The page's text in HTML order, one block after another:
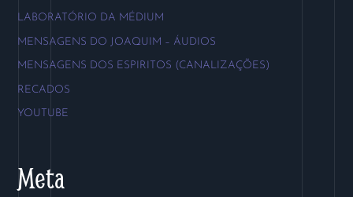
LABORATÓRIO DA MÉDIUM
MENSAGENS DO JOAQUIM – ÁUDIOS
MENSAGENS DOS ESPIRITOS (CANALIZAÇÕES)
RECADOS
YOUTUBE
Meta